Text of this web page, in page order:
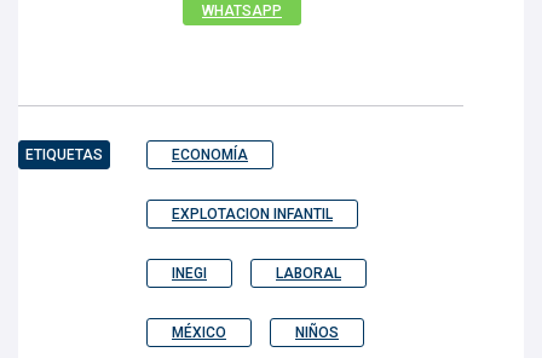
WHATSAPP
ETIQUETAS ECONOMÍA
EXPLOTACION INFANTIL
INEGI LABORAL
MÉXICO NIÑOS